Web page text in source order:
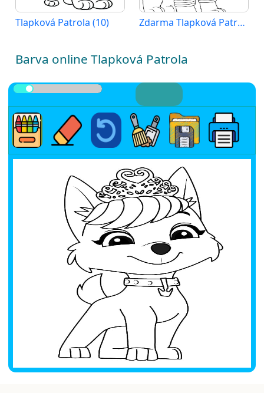
Tlapková Patrola (10) Zdarma Tlapková Patrola k Tisku pro Děti
Barva online Tlapková Patrola